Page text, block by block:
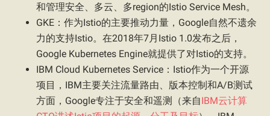
和管理安全、多云、多region的Istio Service Mesh。
GKE：作为Istio的主要推动力量，Google自然不遗余
力的支持Istio。在2018年7月Istio 1.0发布之后，
Google Kubernetes Engine就提供了对Istio的支持。
IBM Cloud Kubernetes Service：Istio作为一个开源
项目，IBM主要关注流量路由、版本控制和A/B测试
方面，Google专注于安全和遥测（来自IBM云计算